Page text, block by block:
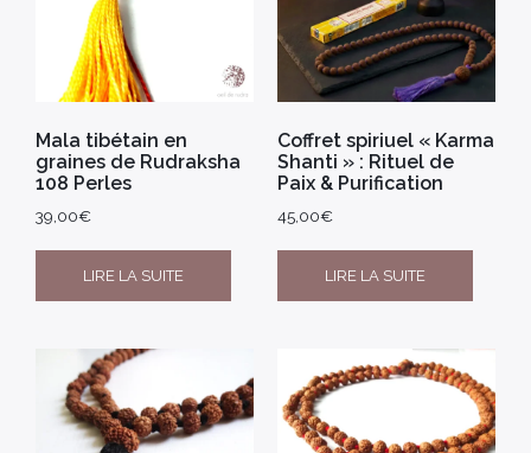
Mala tibétain en
graines de Rudraksha
108 Perles
39,00€
LIRE LA SUITE
Coffret spiriuel « Karma
Shanti » : Rituel de
Paix & Purification
45,00€
LIRE LA SUITE